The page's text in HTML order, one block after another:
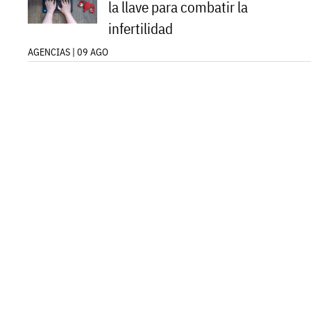
la llave para combatir la
infertilidad
AGENCIAS | 09 AGO